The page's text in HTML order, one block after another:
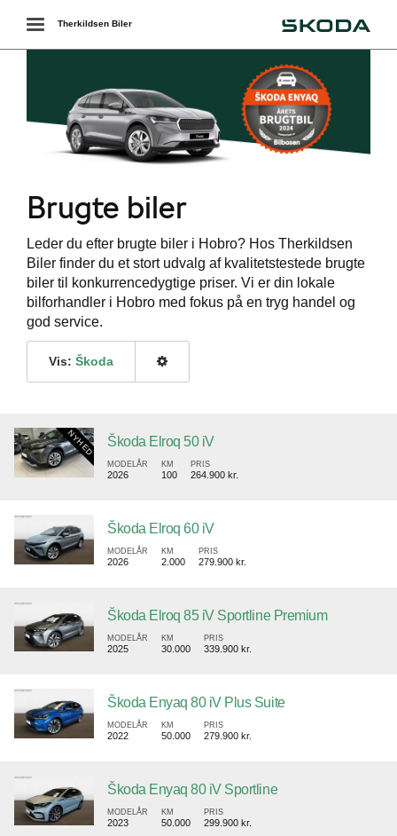
Toggle
navigation
Therkildsen Biler
Brugte biler
Leder du efter brugte biler i Hobro? Hos Therkildsen
Biler finder du et stort udvalg af kvalitetstestede brugte
biler til konkurrencedygtige priser. Vi er din lokale
bilforhandler i Hobro med fokus på en tryg handel og
god service.
Vis: Škoda
Škoda Elroq 50 iV
MODELÅR
2026
KM
100
PRIS
264.900 kr.
Škoda Elroq 60 iV
MODELÅR
2026
KM
2.000
PRIS
279.900 kr.
Škoda Elroq 85 iV Sportline Premium
MODELÅR
2025
KM
30.000
PRIS
339.900 kr.
Škoda Enyaq 80 iV Plus Suite
MODELÅR
2022
KM
50.000
PRIS
279.900 kr.
Škoda Enyaq 80 iV Sportline
MODELÅR
2023
KM
50.000
PRIS
299.900 kr.